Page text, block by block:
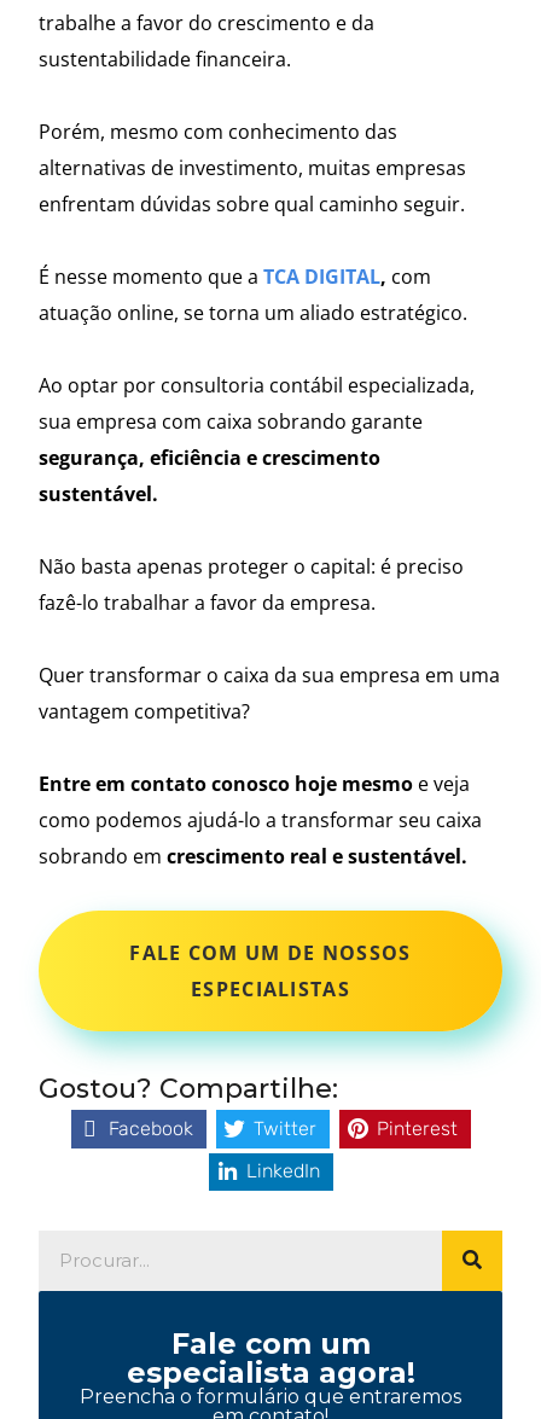
trabalhe a favor do crescimento e da
sustentabilidade financeira.
Porém, mesmo com conhecimento das
alternativas de investimento, muitas empresas
enfrentam dúvidas sobre qual caminho seguir.
É nesse momento que a TCA DIGITAL, com
atuação online, se torna um aliado estratégico.
Ao optar por consultoria contábil especializada,
sua empresa com caixa sobrando garante
segurança, eficiência e crescimento
sustentável.
Não basta apenas proteger o capital: é preciso
fazê-lo trabalhar a favor da empresa.
Quer transformar o caixa da sua empresa em uma
vantagem competitiva?
Entre em contato conosco hoje mesmo e veja
como podemos ajudá-lo a transformar seu caixa
sobrando em crescimento real e sustentável.
FALE COM UM DE NOSSOS
ESPECIALISTAS
Gostou? Compartilhe:
Facebook Twitter
Pinterest
LinkedIn
Fale com um
especialista agora!
Preencha o formulário que entraremos